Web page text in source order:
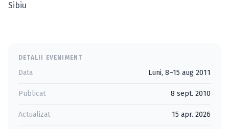
Sibiu
DETALII EVENIMENT
Data Luni, 8–15 aug 2011
Publicat 8 sept. 2010
Actualizat 15 apr. 2026